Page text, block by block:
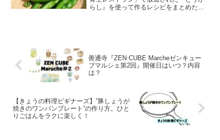
らし』を使って作るレシピをまとめたの
善通寺『ZEN CUBE Marcheゼンキュー
ブマルシェ第2回』開催日はいつ？内容
は？
【きょうの料理ビギナーズ】”豚しょうが
焼きのワンパンプレート”の作り方。ひと
りごはんをラクに楽しく！